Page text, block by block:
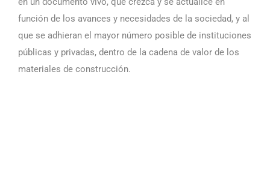
función de los avances y necesidades de la sociedad, y al
que se adhieran el mayor número posible de instituciones
públicas y privadas, dentro de la cadena de valor de los
materiales de construcción.